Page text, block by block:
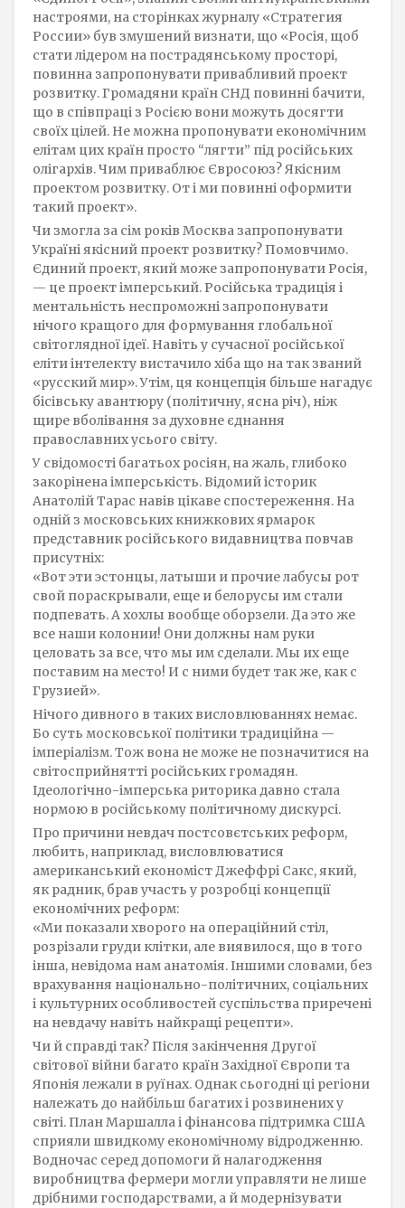
настроями, на сторінках журналу «Стратегия
России» був змушений визнати, що «Росія, щоб
стати лідером на пострадянському просторі,
повинна запропонувати привабливий проект
розвитку. Громадяни країн СНД повинні бачити,
що в співпраці з Росією вони можуть досягти
своїх цілей. Не можна пропонувати економічним
елітам цих країн просто “лягти” під російських
олігархів. Чим приваблює Євросоюз? Якісним
проектом розвитку. От і ми повинні оформити
такий проект».
Чи змогла за сім років Москва запропонувати
Україні якісний проект розвитку? Помовчимо.
Єдиний проект, який може запропонувати Росія,
— це проект імперський. Російська традиція і
ментальність неспроможні запропонувати
нічого кращого для формування глобальної
світоглядної ідеї. Навіть у сучасної російської
еліти інтелекту вистачило хіба що на так званий
«русский мир». Утім, ця концепція більше нагадує
бісівську авантюру (політичну, ясна річ), ніж
щире вболівання за духовне єднання
православних усього світу.
У свідомості багатьох росіян, на жаль, глибоко
закорінена імперськість. Відомий історик
Анатолій Тарас навів цікаве спостереження. На
одній з московських книжкових ярмарок
представник російського видавництва повчав
присутніх:
«Вот эти эстонцы, латыши и прочие лабусы рот
свой пораскрывали, еще и белорусы им стали
подпевать. А хохлы вообще оборзели. Да это же
все наши колонии! Они должны нам руки
целовать за все, что мы им сделали. Мы их еще
поставим на место! И с ними будет так же, как с
Грузией».
Нічого дивного в таких висловлюваннях немає.
Бо суть московської політики традиційна —
імперіалізм. Тож вона не може не позначитися на
світосприйнятті російських громадян.
Ідеологічно-імперська риторика давно стала
нормою в російському політичному дискурсі.
Про причини невдач постсовєтських реформ,
любить, наприклад, висловлюватися
американський економіст Джеффрі Сакс, який,
як радник, брав участь у розробці концепції
економічних реформ:
«Ми показали хворого на операційний стіл,
розрізали груди клітки, але виявилося, що в того
інша, невідома нам анатомія. Іншими словами, без
врахування національно-політичних, соціальних
і культурних особливостей суспільства приречені
на невдачу навіть найкращі рецепти».
Чи й справді так? Після закінчення Другої
світової війни багато країн Західної Європи та
Японія лежали в руїнах. Однак сьогодні ці регіони
належать до найбільш багатих і розвинених у
світі. План Маршалла і фінансова підтримка США
сприяли швидкому економічному відродженню.
Водночас серед допомоги й налагодження
виробництва фермери могли управляти не лише
дрібними господарствами, а й модернізувати